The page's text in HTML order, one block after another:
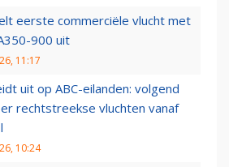
eerste commerciële vlucht met
900 uit
11:17
uit op ABC-eilanden: volgend
rechtstreekse vluchten vanaf
10:24